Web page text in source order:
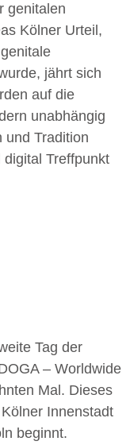
genitalen
Kölner Urteil,
jährt sich
auf die
unabhängig
und Tradition
Treffpunkt
Tag der
– Worldwide
Mal. Dieses
Innenstadt
beginnt.